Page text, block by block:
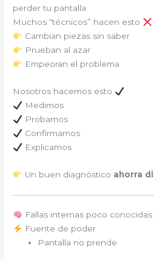
perder tu pantalla
Muchos “técnicos” hacen esto
Cambian piezas sin saber
Prueban al azar
Empeoran el problema
Nosotros hacemos esto
Medimos
Probamos
Confirmamos
Explicamos
Un buen diagnóstico ahorra
Fallas internas poco
Fuente de poder
Pantalla no prende